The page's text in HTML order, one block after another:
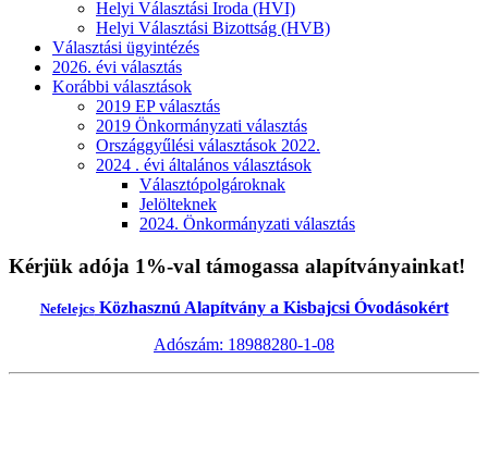
Helyi Választási Iroda (HVI)
Helyi Választási Bizottság (HVB)
Választási ügyintézés
2026. évi választás
Korábbi választások
2019 EP választás
2019 Önkormányzati választás
Országgyűlési választások 2022.
2024 . évi általános választások
Választópolgároknak
Jelölteknek
2024. Önkormányzati választás
Kérjük adója 1%-val támogassa alapítványainkat!
NefelejcsKözhasznú Alapítvány a Kisbajcsi Óvodásokért
Adószám: 18988280-1-08